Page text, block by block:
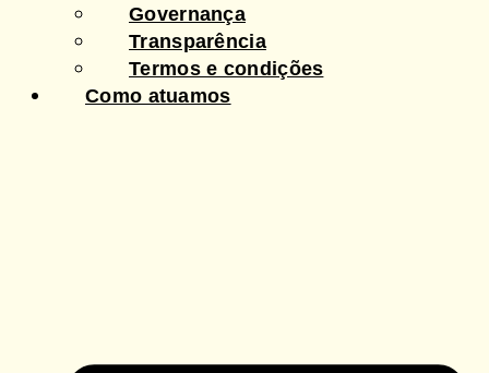
Governança
Transparência
Termos e condições
Como atuamos